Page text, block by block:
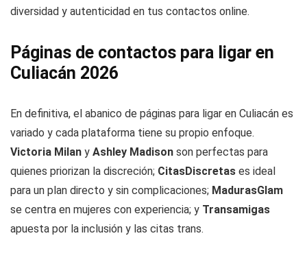
diversidad y autenticidad en tus contactos online.
Páginas de contactos para ligar en
Culiacán 2026
En definitiva, el abanico de páginas para ligar en Culiacán es
variado y cada plataforma tiene su propio enfoque.
Victoria Milan y Ashley Madison son perfectas para
quienes priorizan la discreción; CitasDiscretas es ideal
para un plan directo y sin complicaciones; MadurasGlam
se centra en mujeres con experiencia; y Transamigas
apuesta por la inclusión y las citas trans.